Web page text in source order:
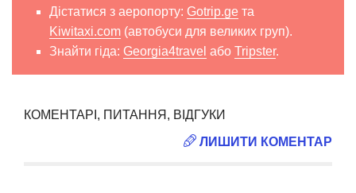
Дістатися з аеропорту: Gotrip.ge та
Kiwitaxi.com (автобуси для великих груп).
Знайти гіда: Georgia4travel або Tripster.
КОМЕНТАРІ, ПИТАННЯ, ВІДГУКИ
ЛИШИТИ КОМЕНТАР